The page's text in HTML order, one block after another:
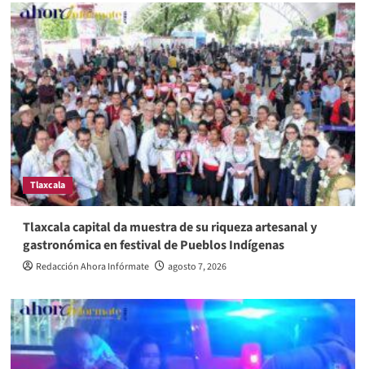
Tlaxcala
Tlaxcala capital da muestra de su riqueza artesanal y
gastronómica en festival de Pueblos Indígenas
Redacción Ahora Infórmate agosto 7, 2026